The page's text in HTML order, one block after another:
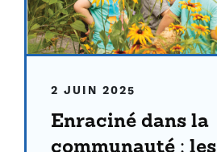
2 JUIN 2025
Enraciné dans la
communauté : les